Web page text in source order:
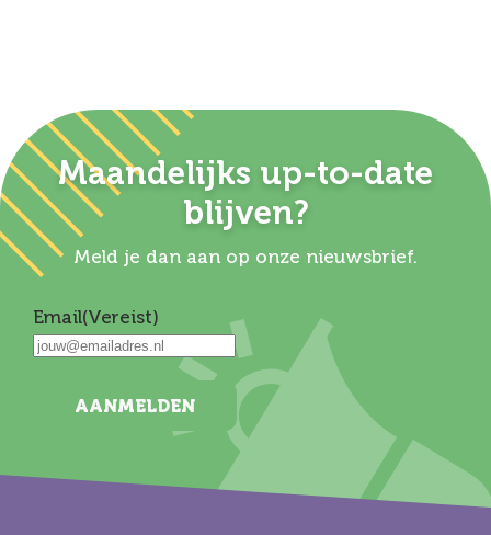
Maandelijks up-to-date
blijven?
Meld je dan aan op onze nieuwsbrief.
Email(Vereist)
AANMELDEN